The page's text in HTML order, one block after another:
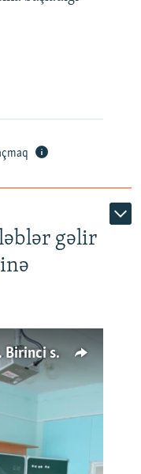
gəlir
50 min müəllim işini itirə bilər. Birinci sinfə gedənlər azalır